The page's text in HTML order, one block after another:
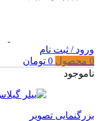
ورود / ثبت نام
0 محصول 0 تومان
ناموجود
بزرگنمایی تصویر